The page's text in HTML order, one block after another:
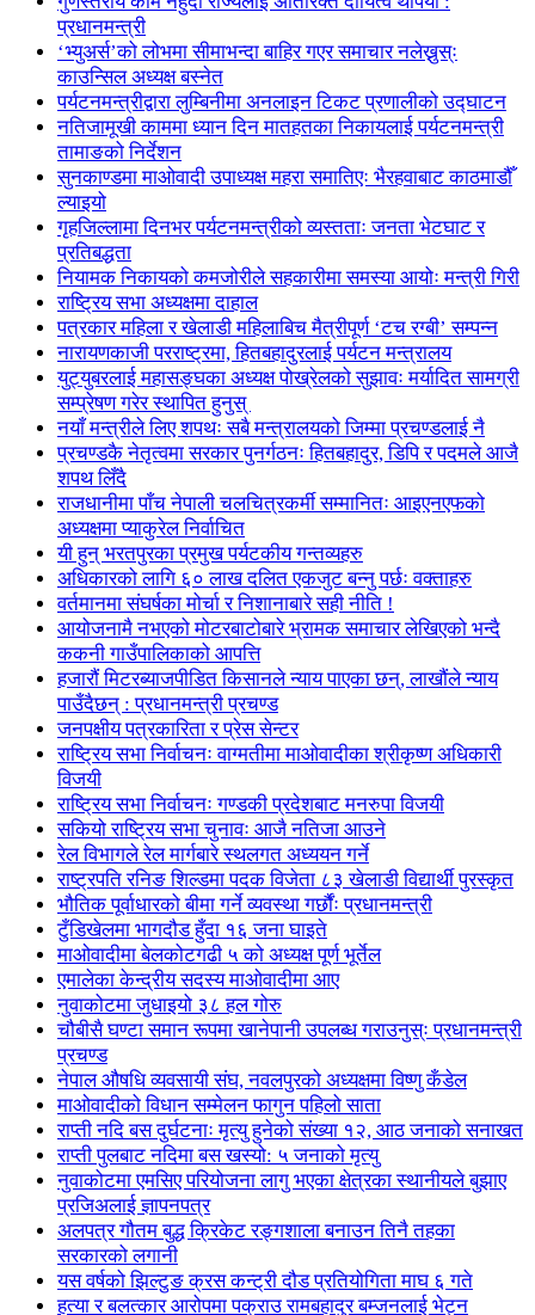
प्रधानमन्त्री
‘भ्युअर्स’को लोभमा सीमाभन्दा बाहिर गएर समाचार नलेख्नुस्ः
काउन्सिल अध्यक्ष बस्नेत
पर्यटनमन्त्रीद्वारा लुम्बिनीमा अनलाइन टिकट प्रणालीको उद्घाटन
नतिजामूखी काममा ध्यान दिन मातहतका निकायलाई पर्यटनमन्त्री
तामाङको निर्देशन
सुनकाण्डमा मा‌ओवादी उपाध्यक्ष महरा समातिएः भैरहवाबाट काठमाडौँ
ल्याइयो
गृहजिल्लामा दिनभर पर्यटनमन्त्रीको व्यस्तताः जनता भेटघाट र
प्रतिबद्धता
नियामक निकायको कमजोरीले सहकारीमा समस्या आयोः मन्त्री गिरी
राष्ट्रिय सभा अध्यक्षमा दाहाल
पत्रकार महिला र खेलाडी महिलाबिच मैत्रीपूर्ण ‘टच रग्बी’ सम्पन्न
नारायणकाजी परराष्ट्रमा, हितबहादुरलाई पर्यटन मन्त्रालय
युट्युबरलाई महासङ्घका अध्यक्ष पोख्रेलको सुझावः मर्यादित सामग्री
सम्प्रेषण गरेर स्थापित हुनुस्
नयाँ मन्त्रीले लिए शपथः सबै मन्त्रालयको जिम्मा प्रचण्डलाई नै
प्रचण्डकै नेतृत्वमा सरकार पुनर्गठनः हितबहादुर, डिपि र पदमले आजै
शपथ लिँदै
राजधानीमा पाँच नेपाली चलचित्रकर्मी सम्मानितः आइएनएफको
अध्यक्षमा प्याकुरेल निर्वाचित
यी हुन् भरतपुरका प्रमुख पर्यटकीय गन्तव्यहरु
अधिकारको लागि ६० लाख दलित एकजुट बन्नु पर्छः वक्ताहरु
वर्तमानमा संघर्षका मोर्चा र निशानाबारे सही नीति !
आयोजनामै नभएको मोटरबाटोबारे भ्रामक समाचार लेखिएको भन्दै
ककनी गाउँपालिकाको आपत्ति
हजारौं मिटरब्याजपीडित किसानले न्याय पाएका छन्, लाखौंले न्याय
पाउँदैछन् : प्रधानमन्त्री प्रचण्ड
जनपक्षीय पत्रकारिता र प्रेस सेन्टर
राष्ट्रिय सभा निर्वाचनः वाग्मतीमा माओवादीका श्रीकृष्ण अधिकारी
विजयी
राष्ट्रिय सभा निर्वाचनः गण्डकी प्रदेशबाट मनरुपा विजयी
सकियो राष्ट्रिय सभा चुनावः आजै नतिजा आउने
रेल विभागले रेल मार्गबारे स्थलगत अध्ययन गर्ने
राष्ट्रपति रनिङ शिल्डमा पदक विजेता ८३ खेलाडी विद्यार्थी पुरस्कृत
भौतिक पूर्वाधारको बीमा गर्ने व्यवस्था गर्छौंः प्रधानमन्त्री
टुँडिखेलमा भागदौड हुँदा १६ जना घाइते
माओवादीमा बेलकोटगढी ५ को अध्यक्ष पूर्ण भूर्तेल
एमालेका केन्द्रीय सदस्य माओ‌वादीमा आए
नुवाकोटमा जुधाइयो ३८ हल गोरु
चौबीसै घण्टा समान रूपमा खानेपानी उपलब्ध गराउनुस्ः प्रधानमन्त्री
प्रचण्ड
नेपाल औषधि व्यवसायी संघ, नवलपुरको अध्यक्षमा विष्णु कँडेल
माओवादीको विधान सम्मेलन फागुन पहिलो साता
राप्ती नदि बस दुर्घटनाः मृत्यु हुनेको संख्या १२, आठ जनाको सनाखत
राप्ती पुलबाट नदिमा बस खस्यो: ५ जनाको मृत्यु
नुवाकोटमा एमसिए परियोजना लागु भएका क्षेत्रका स्थानीयले बुझाए
प्रजिअलाई ज्ञापनपत्र
अलपत्र गौतम बुद्ध क्रिकेट रङ्गशाला बनाउन तिनै तहका
सरकारको लगानी
यस वर्षको झिल्टुङ क्रस कन्ट्री दौड प्रतियोगिता माघ ६ गते
हत्या र बलत्कार आरोपमा पक्राउ रामबहादुर बम्जनलाई भेट्न